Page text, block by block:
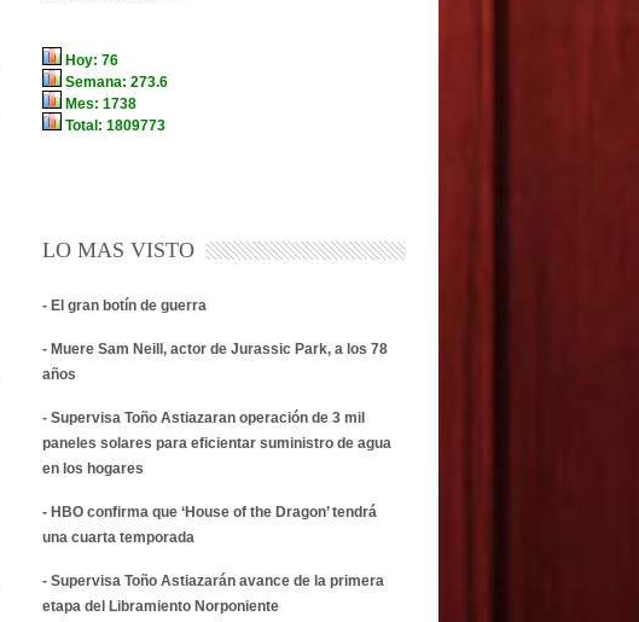
LO MAS VISTO
- El gran botín de guerra
- Muere Sam Neill, actor de Jurassic Park, a los 78
años
- Supervisa Toño Astiazaran operación de 3 mil
paneles solares para eficientar suministro de agua
en los hogares
- HBO confirma que ‘House of the Dragon’ tendrá
una cuarta temporada
- Supervisa Toño Astiazarán avance de la primera
etapa del Libramiento Norponiente